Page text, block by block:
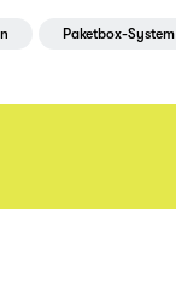
Paketbox-System